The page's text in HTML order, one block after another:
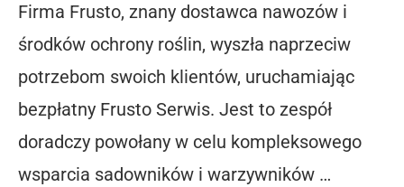
Firma Frusto, znany dostawca nawozów i
środków ochrony roślin, wyszła naprzeciw
potrzebom swoich klientów, uruchamiając
bezpłatny Frusto Serwis. Jest to zespół
doradczy powołany w celu kompleksowego
wsparcia sadowników i warzywników …